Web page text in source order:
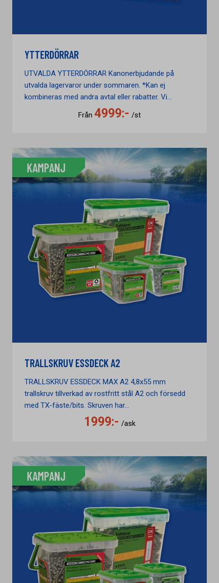
YTTERDÖRRAR
UTVALDA YTTERDÖRRAR Kanonerbjudande på
utvalda lagervaror under sommaren. *Kan ej
kombineras med andra avtal eller rabatter. Vi...
Från 4999:- /st
KAMPANJ
TRALLSKRUV ESSDECK A2
TRALLSKRUV ESSDECK MAX A2 4,8x55 mm
trallskruv tillverkad av rostfritt stål A2 och försedd
med TX-fäste/bits. Skruven har...
1999:- /ask
KAMPANJ